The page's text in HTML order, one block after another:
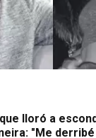
lloró a
"Me